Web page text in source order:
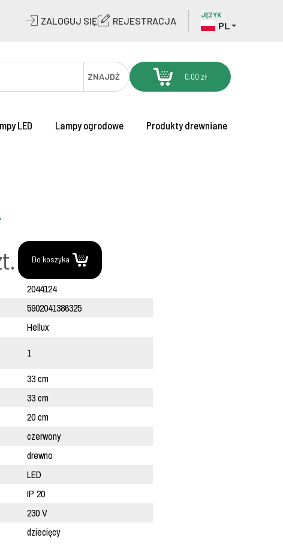
ZALOGUJ SIĘ REJESTRACJA
JĘZYK
PL
ZNAJDŹ 0,00 zł
LED Lampy ogrodowe Produkty drewniane
Do koszyka
2044124
5902041386325
Hellux
1
33 cm
33 cm
20 cm
czerwony
drewno
LED
IP 20
230 V
dziecięcy